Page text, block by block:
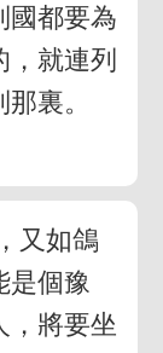
國都要為
就連列
裏。
又如鴿
是個豫
，將要坐